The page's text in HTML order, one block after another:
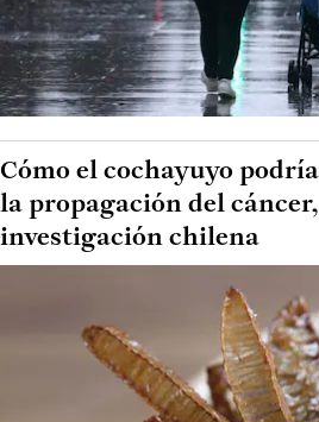
Cómo el cochayuyo
la propagación del
investigación chilena